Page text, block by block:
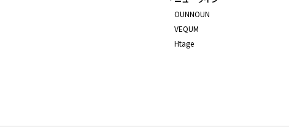
OUNNOUN
VEQUM
Htage